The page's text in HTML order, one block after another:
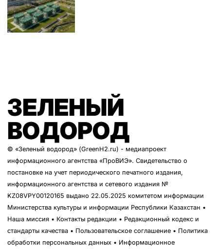
ЗЕЛЕНЫЙ
ВОДОРОД
© «Зеленый водород» (GreenH2.ru) - медиапроект
информационного агентства «ПроВИЭ». Свидетельство о
постановке на учет периодического печатного издания,
информационного агентства и сетевого издания №
KZ08VPY00120165 выдано 22.05.2025 комитетом информации
Министерства культуры и информации Республики Казахстан •
Наша миссия • Контакты редакции • Редакционный кодекс и
стандарты качества • Пользовательское соглашение • Политика
обработки персональных данных • Информационное